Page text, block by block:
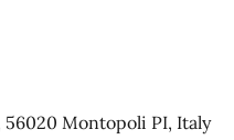
Montopoli PI, Italy